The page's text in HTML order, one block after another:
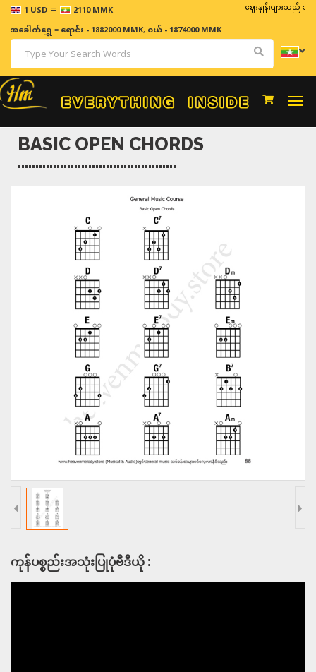
1 USD = 2110 MMK ဈေးနှုန်းများသည် အချိ
အခေါက်ရွှေ=ရောင်း - 1882000 MMK, ဝယ် - 1874000 MMK
BASIC OPEN CHORDS
.............................................
ကုန်ပစ္စည်းအသုံးပြုပုံဗီဒီယို :